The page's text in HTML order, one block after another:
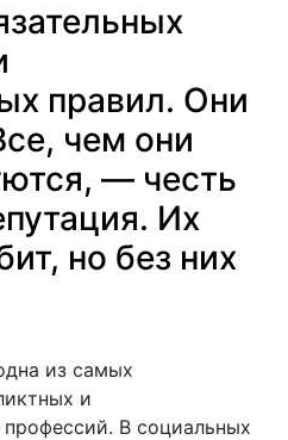
правил. Они
чем они
— честь
Их
но без них
из самых
и
В социальных